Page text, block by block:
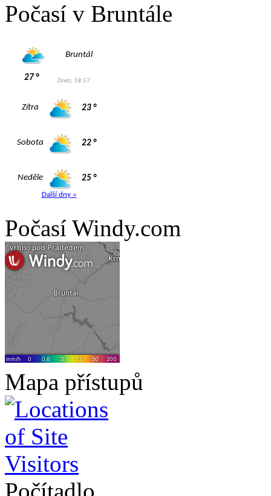
Počasí v Bruntále
Počasí Windy.com
Mapa přístupů